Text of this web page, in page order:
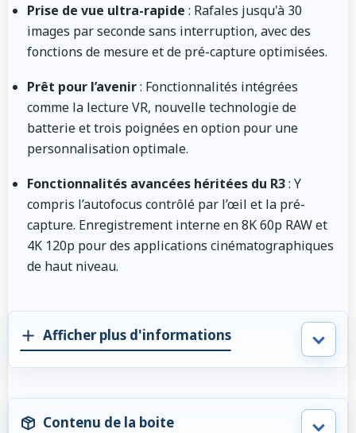
Prise de vue ultra-rapide : Rafales jusqu'à 30
images par seconde sans interruption, avec des
fonctions de mesure et de pré-capture optimisées.
Prêt pour l’avenir: Fonctionnalités intégrées
comme la lecture VR, nouvelle technologie de
batterie et trois poignées en option pour une
personnalisation optimale.
Fonctionnalités avancées héritées du R3: Y
compris l’autofocus contrôlé par l’œil et la pré-
capture. Enregistrement interne en 8K 60p RAW et
4K 120p pour des applications cinématographiques
de haut niveau.
Afficher plus d'informations
Contenu de la boite